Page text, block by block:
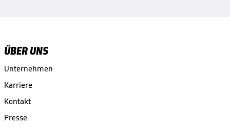
ÜBER UNS
Unternehmen
Karriere
Kontakt
Presse